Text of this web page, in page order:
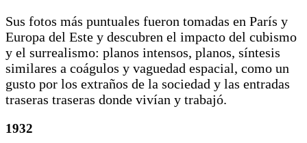
Sus fotos más puntuales fueron tomadas en París y
Europa del Este y descubren el impacto del cubismo
y el surrealismo: planos intensos, planos, síntesis
similares a coágulos y vaguedad espacial, como un
gusto por los extraños de la sociedad y las entradas
traseras traseras donde vivían y trabajó.
1932